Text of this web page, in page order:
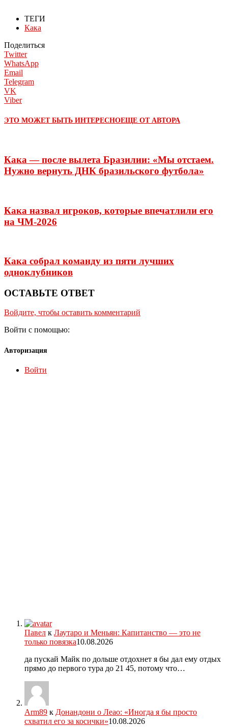
ТЕГИ
Кака
Поделиться
Twitter
WhatsApp
Email
Telegram
VK
Viber
ЭТО МОЖЕТ БЫТЬ ИНТЕРЕСНОЕЩЕ ОТ АВТОРА
Кака — после вылета Бразилии: «Мы отстаем.
Нужно вернуть ДНК бразильского футбола»
Кака назвал игроков, которые впечатлили его
на ЧМ-2026
Кака собрал команду из пяти лучших
одноклубников
ОСТАВЬТЕ ОТВЕТ
Войдите, чтобы оставить комментарий
Войти с помощью:
Авторизация
Войти
Павел к Лаутаро и Меньян: Капитанство — это не
только повязка10.08.2026
да пускай Майк по дольше отдохнет я бы дал ему отдых
прямо до первого тура до 21 45, потому что…
Arm89 к Донандони о Леао: «Иногда я бы просто
схватил его за косички»10.08.2026